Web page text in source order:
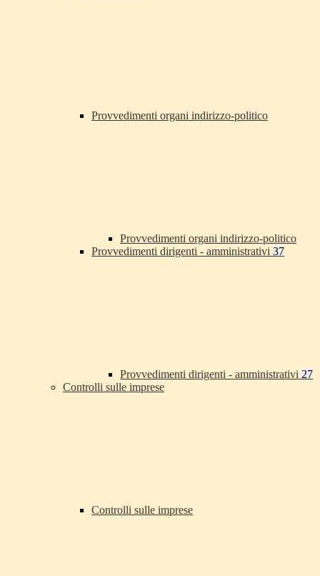
Provvedimenti organi indirizzo-politico
Provvedimenti organi indirizzo-politico
Provvedimenti dirigenti - amministrativi 37
Provvedimenti dirigenti - amministrativi 27
Controlli sulle imprese
Controlli sulle imprese